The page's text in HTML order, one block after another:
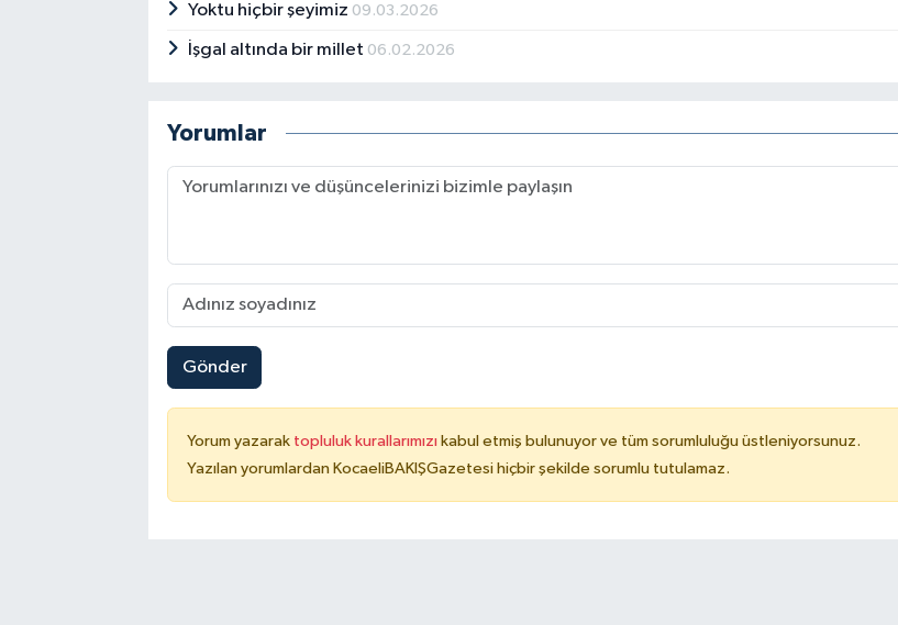
Yoktu hiçbir şeyimiz 09.03.2026
İşgal altında bir millet 06.02.2026
Yorumlar
Gönder
Yorum yazarak topluluk kurallarımızı kabul etmiş bulunuyor ve tüm sorumluluğu üstleniyorsunuz.
Yazılan yorumlardan KocaeliBAKIŞGazetesi hiçbir şekilde sorumlu tutulamaz.